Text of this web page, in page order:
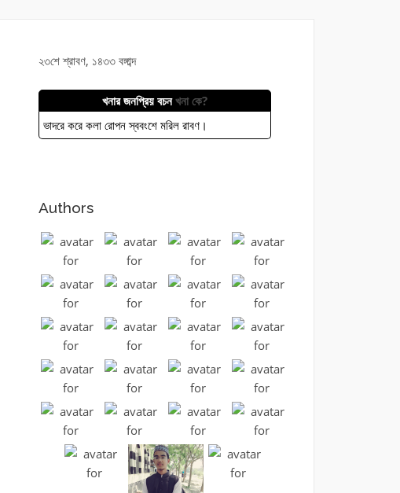
২৩শে শ্রাবণ, ১৪৩৩ বঙ্গাব্দ
খনার জনপ্রিয় বচনখনা কে?
ভাদরে করে কলা রোপন স্ববংশে মরিল রাবণ।
Authors